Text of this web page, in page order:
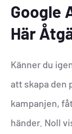
Google
Här
Känner du
att skapa den
kampanjen,
händer. Noll